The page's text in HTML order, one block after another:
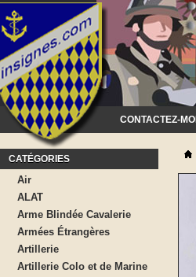
CONTACTEZ-MOI
CATÉGORIES
Air
ALAT
Arme Blindée Cavalerie
Armées Étrangères
Artillerie
Artillerie Colo et de Marine